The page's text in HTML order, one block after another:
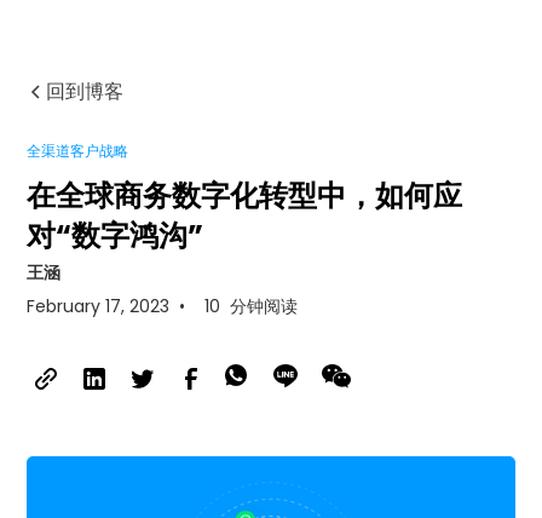
回到博客
全渠道客户战略
在全球商务数字化转型中，如何应
对“数字鸿沟”
王涵
February 17, 2023 • 10 分钟阅读